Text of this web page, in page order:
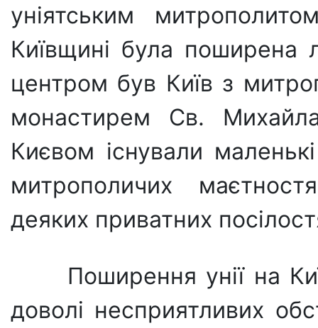
уніятським
Київщині була поширена
центром був Київ з
монастирем Св.
Києвом існували
митрополичих
деяких приватних
Поширення унії на
доволі несприятли­вих